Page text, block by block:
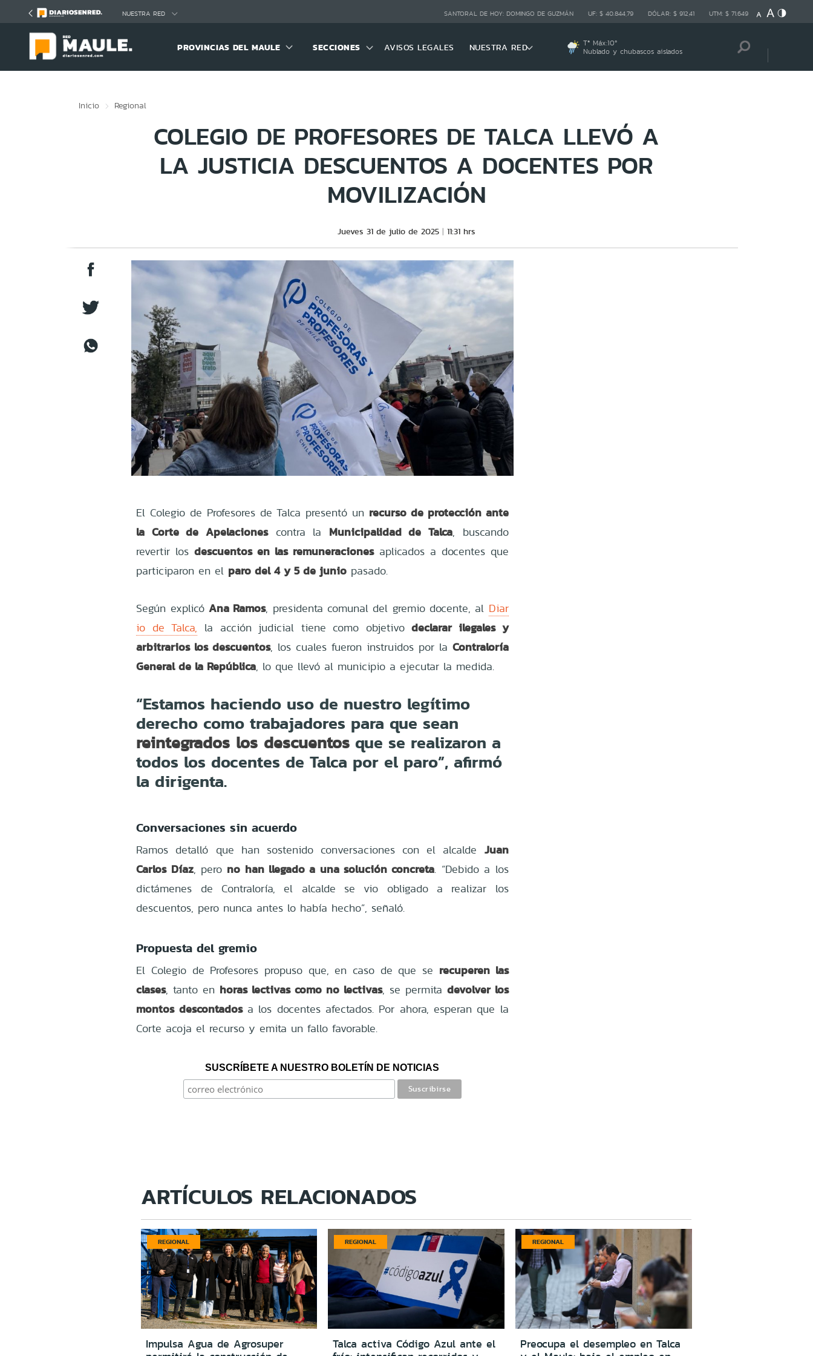
NUESTRA RED SANTORAL DE HOY: DOMINGO DE GUZMÁN UF: $ 40.844,79 DÓLAR: $ 912,41 UTM: $ 71.649
PROVINCIAS DEL MAULE SECCIONES AVISOS LEGALES NUESTRA RED Tª Máx:10º
Nublado y chubascos aislados
Inicio Regional
COLEGIO DE PROFESORES DE TALCA LLEVÓ A
LA JUSTICIA DESCUENTOS A DOCENTES POR
MOVILIZACIÓN
Jueves 31 de julio de 2025 11:31 hrs
El Colegio de Profesores de Talca presentó un recurso de protección ante
la Corte de Apelacionescontra la Municipalidad de Talca, buscando
revertir losdescuentos en las remuneracionesaplicados a docentes que
participaron en el paro del 4 y 5 de junio pasado.
Según explicó Ana Ramos, presidenta comunal del gremio docente, al Diar
io de Talca, la acción judicial tiene como objetivodeclarar ilegales y
arbitrarios los descuentos, los cuales fueron instruidos por la Contraloría
General de la República, lo que llevó al municipio a ejecutar la medida.
“Estamos haciendo uso de nuestro legítimo
derecho como trabajadores para que sean
reintegrados los descuentos que se realizaron a
todos los docentes de Talca por el paro”, afirmó
la dirigenta.
Conversaciones sin acuerdo
Ramos detalló que han sostenido conversaciones con el alcalde Juan
Carlos Díaz, pero no han llegado a una solución concreta. “Debido a los
dictámenes de Contraloría, el alcalde se vio obligado a realizar los
descuentos, pero nunca antes lo había hecho”, señaló.
Propuesta del gremio
El Colegio de Profesores propuso que, en caso de que se recuperen las
clases, tanto en horas lectivas como no lectivas, se permita devolver los
montos descontadosa los docentes afectados. Por ahora, esperan que la
Corte acoja el recurso y emita un fallo favorable.
SUSCRÍBETE A NUESTRO BOLETÍN DE NOTICIAS
ARTÍCULOS RELACIONADOS
REGIONAL
Impulsa Agua de Agrosuper
REGIONAL
Talca activa Código Azul ante el
REGIONAL
Preocupa el desempleo en Talca